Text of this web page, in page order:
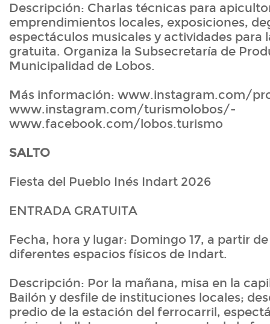
Descripción: Charlas técnicas para
emprendimientos locales, exposiciones,
espectáculos musicales y actividades para
gratuita. Organiza la Subsecretaría de
Municipalidad de Lobos.
Más información: www.instagram.com/
www.instagram.com/turismolobos/-
www.facebook.com/lobos.turismo
SALTO
Fiesta del Pueblo Inés Indart 2026
ENTRADA GRATUITA
Fecha, hora y lugar: Domingo 17, a partir
diferentes espacios físicos de Indart.
Descripción: Por la mañana, misa en la
Bailón y desfile de instituciones locales;
predio de la estación del ferrocarril,